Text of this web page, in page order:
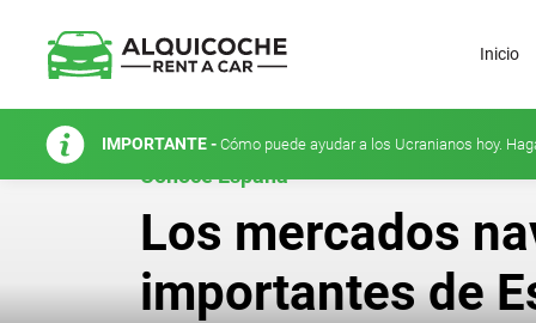
Inicio
IMPORTANTE - Cómo puede ayudar a los Ucranianos hoy.
Conoce España
Los mercados
importantes de